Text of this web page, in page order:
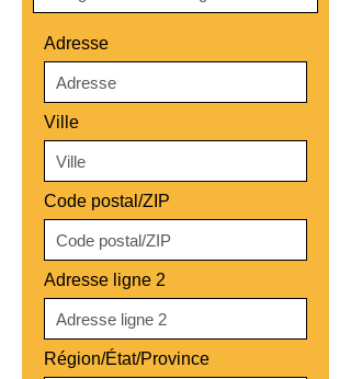
Adresse
Ville
Code postal/ZIP
Adresse ligne 2
Région/État/Province